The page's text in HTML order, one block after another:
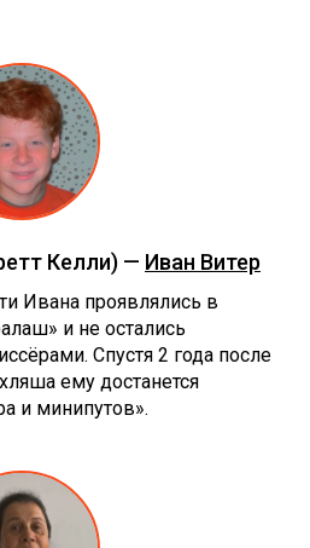
Келли) — Иван Витер
Ивана проявлялись в
и не остались
Спустя 2 года после
ему достанется
и минипутов».